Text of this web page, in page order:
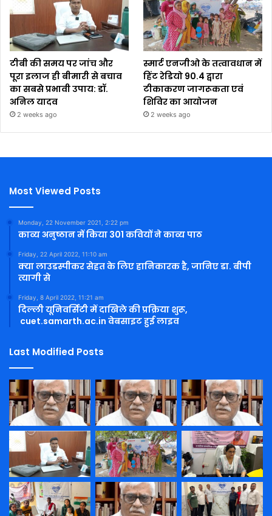
टीबी की समय पर जांच और
पूरा इलाज ही बीमारी से बचाव
का सबसे प्रभावी उपाय: डॉ.
अनिल यादव
2 weeks ago
स्मार्ट एनजीओ के तत्वावधान में
हिंट रेडियो 90.4 द्वारा
टीकाकरण जागरूकता एवं
शिविर का आयोजन
2 weeks ago
Most Viewed Posts
Monday, 22 November 2021, 2:22 pm
काव्य अनुष्ठान में किया 301 कवियों ने काव्य पाठ
Friday, 22 April 2022, 11:10 am
क्या लाउडस्पीकर सेहत के लिए हानिकारक है, जानिए डा. बीपी
त्यागी से
Friday, 8 April 2022, 11:21 am
दिल्ली यूनिवर्सिटी में दाखिले की प्रक्रिया शुरू,
cuet.samarth.ac.in वेबसाइट हुई लाइव
Last Modified Posts